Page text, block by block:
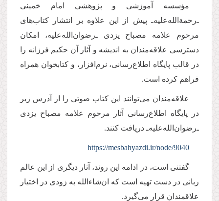
مؤسسه آموزشی و پژوهشی امام خمينی‌
ـ‌رحمة‌الله‌عليه‌ـ پيش از اين علاوه بر انتشار کتاب‌های
مرحوم علامه مصباح يزدی ـ‌رضوان‌الله‌‌عليه، امكان
دسترسی علاقه‌مندان به انديشه و آثار آن حكيم فرزانه را
در قالب پایگاه اطلاع‌رسانی، نرم‌افزار، و کتابخوان همراه
فراهم كرده است.
علاقه‌مندان می‌توانند اين كتاب صوتی‌ را از آدرس زیر
در پایگاه اطلاع‌رسانی آثار مرحوم علامه مصباح يزدی
ـ‌رضوان‌الله‌عليه‌ـ دريافت كنند.
https://mesbahyazdi.ir/node/9040
گفتنی است، در ادامه اين روند، آثار ديگری از اين عالم
ربانی در دست تهیه است که ان‌شاءالله به زودی در اختيار
علاقمندان قرار می‌گيرد.